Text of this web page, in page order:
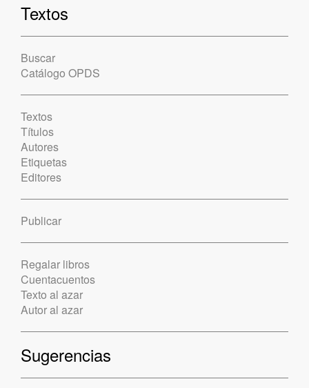
Textos
Buscar
Catálogo OPDS
Textos
Títulos
Autores
Etiquetas
Editores
Publicar
Regalar libros
Cuentacuentos
Texto al azar
Autor al azar
Sugerencias